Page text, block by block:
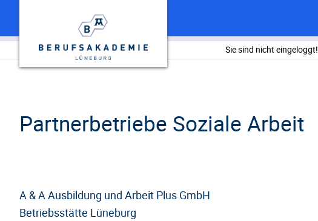
Sie sind nicht eingeloggt!
Partnerbetriebe Soziale Arbeit
A & A Ausbildung und Arbeit Plus GmbH
Betriebsstätte Lüneburg